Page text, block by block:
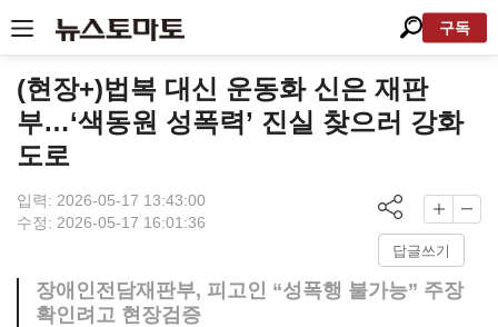
구독
(현장+)법복 대신 운동화 신은 재판
부…‘색동원 성폭력’ 진실 찾으러 강화
도로
입력: 2026-05-17 13:43:00
수정: 2026-05-17 16:01:36
답글쓰기
장애인전담재판부, 피고인 “성폭행 불가능” 주장
확인려고 현장검증